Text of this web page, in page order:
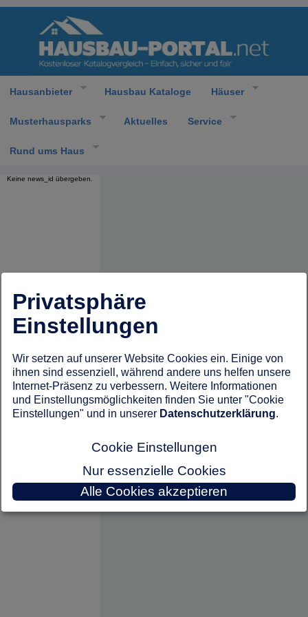
Hausanbieter Hausbau Kataloge Häuser
Musterhausparks Aktuelles Service
Rund ums Haus
Keine news_id übergeben.
Privatsphäre
Einstellungen
Wir setzen auf unserer Website Cookies ein. Einige von
ihnen sind essenziell, während andere uns helfen unsere
Internet-Präsenz zu verbessern. Weitere Informationen
und Einstellungsmöglichkeiten finden Sie unter "Cookie
Einstellungen" und in unserer Datenschutzerklärung.
Cookie Einstellungen
Nur essenzielle Cookies
Alle Cookies akzeptieren